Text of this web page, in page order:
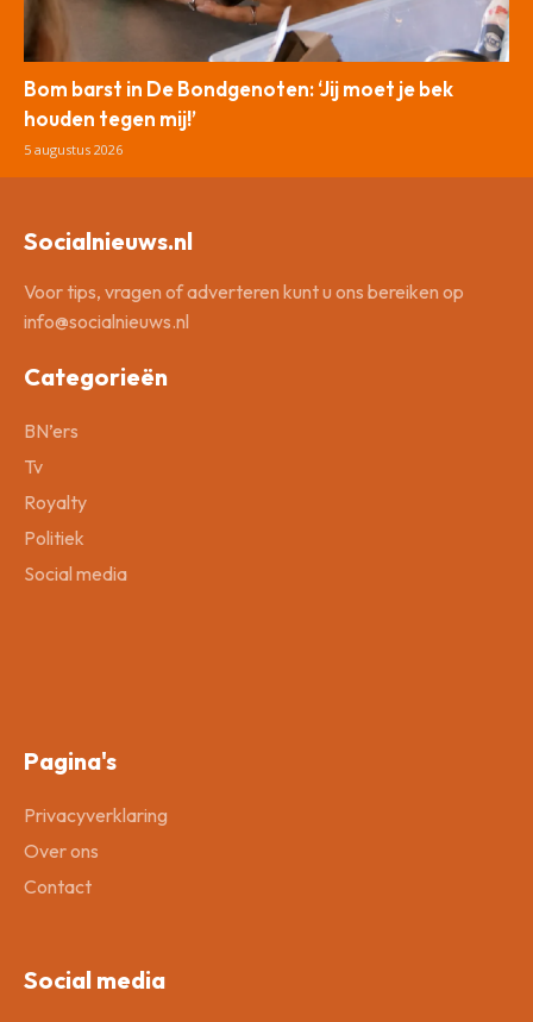
Bom barst in De Bondgenoten: ‘Jij moet je bek
houden tegen mij!’
5 augustus 2026
Socialnieuws.nl
Voor tips, vragen of adverteren kunt u ons bereiken op
info@socialnieuws.nl
Categorieën
BN’ers
Tv
Royalty
Politiek
Social media
Pagina's
Privacyverklaring
Over ons
Contact
Social media